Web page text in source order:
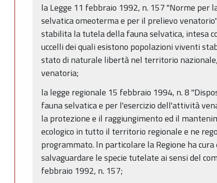
la Legge 11 febbraio 1992, n. 157 "Norme per
selvatica omeoterma e per il prelievo
stabilita la tutela della fauna selvatica, intesa
uccelli dei quali esistono popolazioni viventi
stato di naturale libertà nel territorio
venatoria;
la legge regionale 15 febbraio 1994, n. 8
fauna selvatica e per l'esercizio dell'attività
la protezione e il raggiungimento ed il
ecologico in tutto il territorio regionale e ne
programmato. ln particolare la Regione ha
salvaguardare le specie tutelate ai sensi del
febbraio 1992, n. 157;